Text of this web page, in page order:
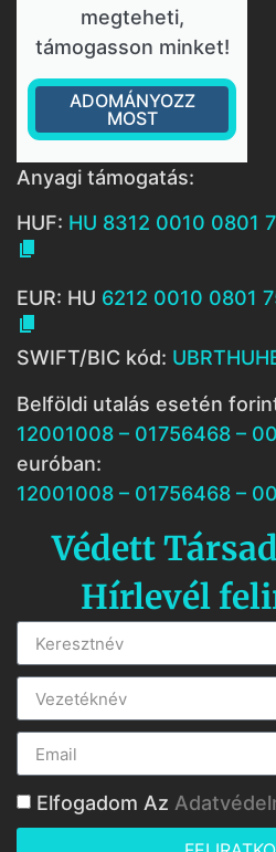
megteheti,
támogasson minket!
ADOMÁNYOZZ
MOST
Anyagi támogatás:
HUF: HU 8312 0010 0801

EUR: HU 6212 0010 0801

SWIFT/BIC kód:
Belföldi utalás esetén
12001008 – 01756468 –
euróban:
12001008 – 01756468 –
Védett
Hírlevél
Elfogadom Az